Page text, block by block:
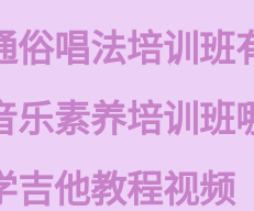
俗唱法培训班
乐素养培训班
吉他教程视频